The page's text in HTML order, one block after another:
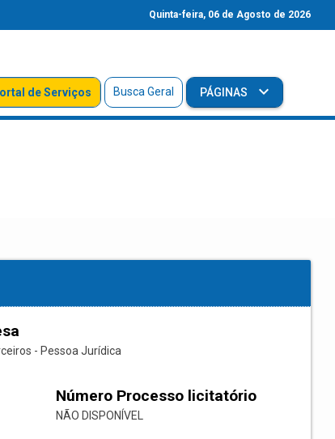
Quinta-feira, 06 de Agosto de 2026
de Serviços Busca Geral PÁGINAS
- Pessoa Jurídica
Número Processo licitatório
NÃO DISPONÍVEL